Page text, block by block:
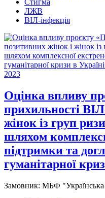
Стигма
ЛЖВ
ВІЛ-інфекція
2023
Оцінка впливу
прихильності
жінок із груп
шляхом
підтримки та
гуманітарної
Замовник: МБФ "Українська